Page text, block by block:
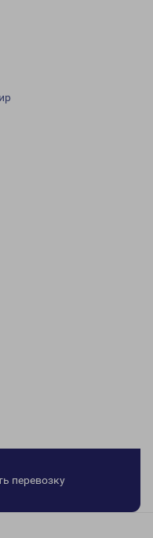
перевозку